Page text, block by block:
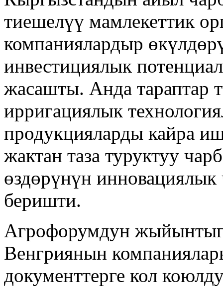
тиешелүү мамлекеттик
компаниялардыр
инвестициялык
жасашты. Анда тараптар
ирригациялык
продукцияларды кайра
жактан таза туруктуу
өздөрүнүн
беришти.
Агрофорумдун
Венгриянын
документтерге кол